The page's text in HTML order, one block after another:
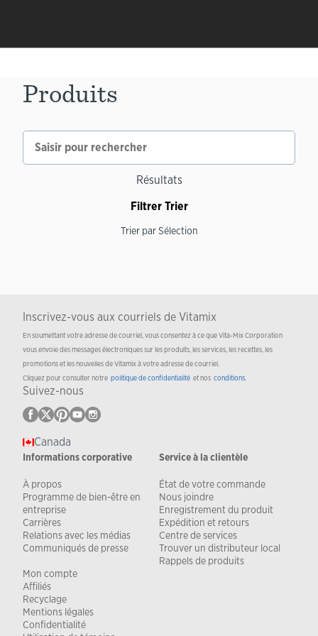
Produits
Résultats
Filtrer Trier
Trier parSélection
Inscrivez-vous aux courriels de Vitamix
En soumettant votre adresse de courriel, vous consentez à ce que Vita-Mix Corporation
vous envoie des messages électroniques sur les produits, les services, les recettes, les
promotions et les nouvelles de Vitamix à votre adresse de courriel.
Cliquez pour consulter notre politique de confidentialité et nos conditions.
Suivez-nous
Canada
Informations corporative
À propos
Programme de bien-être en
entreprise
Carrières
Relations avec les médias
Communiqués de presse
Service à la clientèle
État de votre commande
Nous joindre
Enregistrement du produit
Expédition et retours
Centre de services
Trouver un distributeur local
Rappels de produits
Mon compte
Affiliés
Recyclage
Mentions légales
Confidentialité